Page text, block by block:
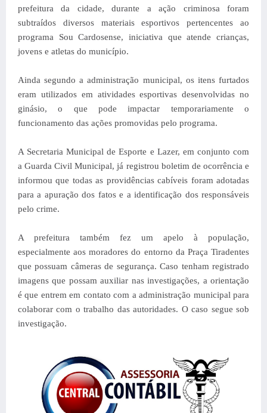
prefeitura da cidade, durante a ação criminosa foram
subtraídos diversos materiais esportivos pertencentes ao
programa Sou Cardosense, iniciativa que atende crianças,
jovens e atletas do município.
Ainda segundo a administração municipal, os itens furtados
eram utilizados em atividades esportivas desenvolvidas no
ginásio, o que pode impactar temporariamente o
funcionamento das ações promovidas pelo programa.
A Secretaria Municipal de Esporte e Lazer, em conjunto com
a Guarda Civil Municipal, já registrou boletim de ocorrência e
informou que todas as providências cabíveis foram adotadas
para a apuração dos fatos e a identificação dos responsáveis
pelo crime.
A prefeitura também fez um apelo à população,
especialmente aos moradores do entorno da Praça Tiradentes
que possuam câmeras de segurança. Caso tenham registrado
imagens que possam auxiliar nas investigações, a orientação
é que entrem em contato com a administração municipal para
colaborar com o trabalho das autoridades. O caso segue sob
investigação.